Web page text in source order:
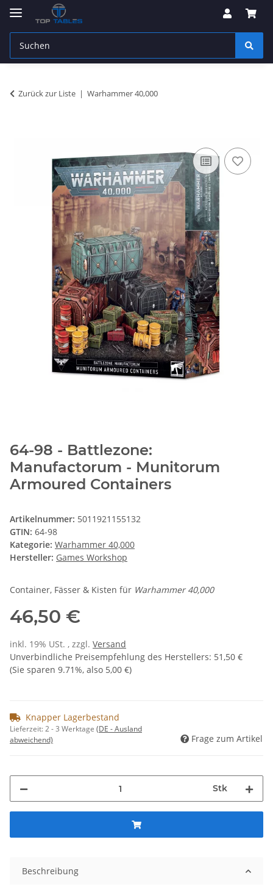
Zurück zur Liste Warhammer 40,000
64-98 - Battlezone:
Manufactorum - Munitorum
Armoured Containers
Artikelnummer: 5011921155132
GTIN: 64-98
Kategorie: Warhammer 40,000
Hersteller: Games Workshop
Container, Fässer & Kisten für Warhammer 40,000
46,50 €
inkl. 19% USt. , zzgl. Versand
Unverbindliche Preisempfehlung des Herstellers: 51,50 €
(Sie sparen 9.71%, also 5,00 €)
Knapper Lagerbestand
Lieferzeit:2 - 3 Werktage (DE - Ausland
abweichend)
Frage zum Artikel
Stk
Beschreibung